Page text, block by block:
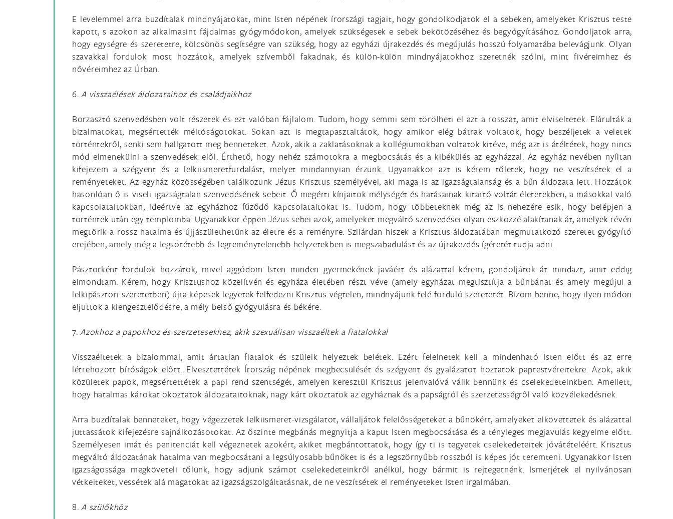
E levelemmel arra buzdítalak mindnyájatokat, mint Isten népének írországi tagjait, hogy gondolkodjatok el a sebeken, amelyeket Krisztus teste
kapott, s azokon az alkalmasint fájdalmas gyógymódokon, amelyek szükségesek e sebek bekötözéséhez és begyógyításához. Gondoljatok arra,
hogy egységre és szeretetre, kölcsönös segítségre van szükség, hogy az egyházi újrakezdés és megújulás hosszú folyamatába belevágjunk. Olyan
szavakkal fordulok most hozzátok, amelyek szívemből fakadnak, és külön-külön mindnyájatokhoz szeretnék szólni, mint fivéreimhez és
nővéreimhez az Úrban.
6.A visszaélések áldozataihoz és családjaikhoz
Borzasztó szenvedésben volt részetek és ezt valóban fájlalom. Tudom, hogy semmi sem törölheti el azt a rosszat, amit elviseltetek. Elárulták a
bizalmatokat, megsértették méltóságotokat. Sokan azt is megtapasztaltátok, hogy amikor elég bátrak voltatok, hogy beszéljetek a veletek
történtekről, senki sem hallgatott meg benneteket. Azok, akik a zaklatásoknak a kollégiumokban voltatok kitéve, még azt is átéltétek, hogy nincs
mód elmenekülni a szenvedések elől. Érthető, hogy nehéz számotokra a megbocsátás és a kibékülés az egyházzal. Az egyház nevében nyíltan
kifejezem a szégyent és a lelkiismeretfurdalást, melyet mindannyian érzünk. Ugyanakkor azt is kérem tőletek, hogy ne veszítsétek el a
reményeteket. Az egyház közösségében találkozunk Jézus Krisztus személyével, aki maga is az igazságtalanság és a bűn áldozata lett. Hozzátok
hasonlóan ő is viseli igazságtalan szenvedésének sebeit. Ő megérti kínjaitok mélységét és hatásainak kitartó voltát életetekben, a másokkal való
kapcsolataitokban, ideértve az egyházhoz fűződő kapcsolataitokat is. Tudom, hogy többeteknek még az is nehezére esik, hogy belépjen a
történtek után egy templomba. Ugyanakkor éppen Jézus sebei azok, amelyeket megváltó szenvedései olyan eszközzé alakítanak át, amelyek révén
megtörik a rossz hatalma és újjászülethetünk az életre és a reményre. Szilárdan hiszek a Krisztus áldozatában megmutatkozó szeretet gyógyító
erejében, amely még a legsötétebb és legreménytelenebb helyzetekben is megszabadulást és az újrakezdés ígéretét tudja adni.
Pásztorként fordulok hozzátok, mivel aggódom Isten minden gyermekének javáért és alázattal kérem, gondoljátok át mindazt, amit eddig
elmondtam. Kérem, hogy Krisztushoz közelítvén és egyháza életében részt véve (amely egyházat megtisztítja a bűnbánat és amely megújul a
lelkipásztori szeretetben) újra képesek legyetek felfedezni Krisztus végtelen, mindnyájunk felé forduló szeretetét. Bízom benne, hogy ilyen módon
eljuttok a kiengesztelődésre, a mély belső gyógyulásra és békére.
7.Azokhoz a papokhoz és szerzetesekhez, akik szexuálisan visszaéltek a fiatalokkal
Visszaéltetek a bizalommal, amit ártatlan fiatalok és szüleik helyeztek belétek. Ezért felelnetek kell a mindenható Isten előtt és az erre
létrehozott bíróságok előtt. Elvesztettétek Írország népének megbecsülését és szégyent és gyalázatot hoztatok paptestvéreitekre. Azok, akik
közületek papok, megsértettétek a papi rend szentségét, amelyen keresztül Krisztus jelenvalóvá válik bennünk és cselekedeteinkben. Amellett,
hogy hatalmas károkat okoztatok áldozataitoknak, nagy kárt okoztatok az egyháznak és a papságról és szerzetességről való közvélekedésnek.
Arra buzdítalak benneteket, hogy végezzetek lelkiismeret-vizsgálatot, vállaljátok felelősségeteket a bűnökért, amelyeket elkövettetek és alázattal
juttassátok kifejezésre sajnálkozásotokat. Az őszinte megbánás megnyitja a kaput Isten megbocsátása és a tényleges megjavulás kegyelme előtt.
Személyesen imát és penitenciát kell végeznetek azokért, akiket megbántottatok, hogy így ti is tegyetek cselekedeteitek jóvátételéért. Krisztus
megváltó áldozatának hatalma van megbocsátani a legsúlyosabb bűnöket is és a legszörnyűbb rosszból is képes jót teremteni. Ugyanakkor Isten
igazságossága megköveteli tőlünk, hogy adjunk számot cselekedeteinkről anélkül, hogy bármit is rejtegetnénk. Ismerjétek el nyilvánosan
vétkeiteket, vessétek alá magatokat az igazságszolgáltatásnak, de ne veszítsétek el reményeteket Isten irgalmában.
8.A szülőkhöz